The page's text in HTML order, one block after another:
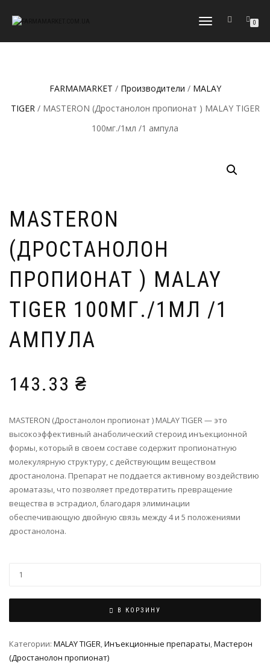
ПЕРЕКЛЮЧИТЬ
0
FARMAMARKET / Производители / MALAY
TIGER/ MASTERON (Дростанолон пропионат ) MALAY TIGER
100мг./1мл /1 ампула
MASTERON
(ДРОСТАНОЛОН
ПРОПИОНАТ ) MALAY
TIGER 100МГ./1МЛ /1
АМПУЛА
143.33 ₴
MASTERON (Дростанолон пропионат ) MALAY TIGER — это
высокоэффективный анаболический стероид инъекционной
формы, который в своем составе содержит пропионатную
молекулярную структуру, с действующим веществом
дростанолона. Препарат не поддается активному воздействию
ароматазы, что позволяет предотвратить превращение
вещества в эстрадиол, благодаря элиминации
обеспечивающую двойную связь между 4 и 5 положениями
дростанолона.
В КОРЗИНУ
Категории: MALAY TIGER,Инъeкциoнныe препараты,Мастерон
(Дростанолон пропионат)